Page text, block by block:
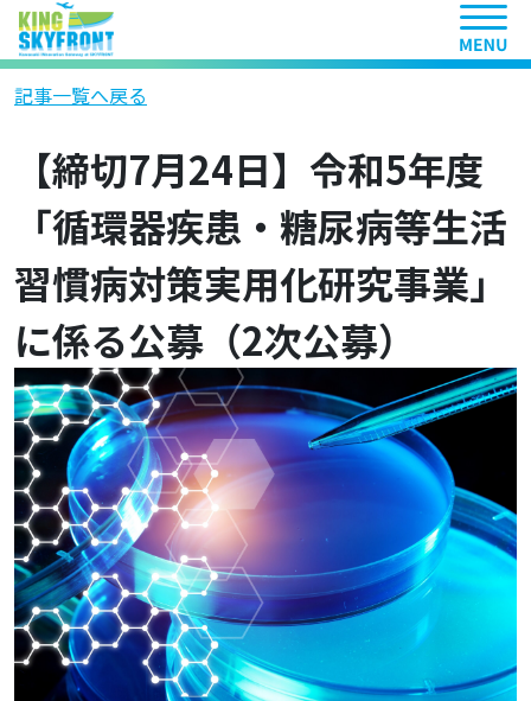
ヘッ
記事一覧へ戻る
【締切7月24日】令和5年度
「循環器疾患・糖尿病等生活
習慣病対策実用化研究事業」
に係る公募（2次公募）